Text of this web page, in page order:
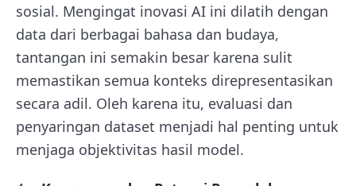
sosial. Mengingat inovasi AI ini dilatih dengan
data dari berbagai bahasa dan budaya,
tantangan ini semakin besar karena sulit
memastikan semua konteks direpresentasikan
secara adil. Oleh karena itu, evaluasi dan
penyaringan dataset menjadi hal penting untuk
menjaga objektivitas hasil model.